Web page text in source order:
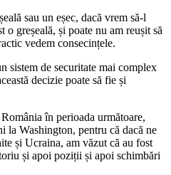
sau un eșec, dacă vrem să-l
o greșeală, și poate nu am reușit să
vedem consecințele.
sistem de securitate mai complex
decizie poate să fie și
în perioada următoare,
la Washington, pentru că dacă ne
și Ucraina, am văzut că au fost
și apoi poziții și apoi schimbări